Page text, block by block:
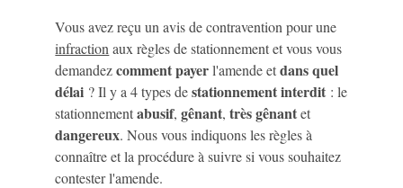
Vous avez reçu un avis de contravention pour une
infraction aux règles de stationnement et vous vous
demandezcomment payerl'amende etdans quel
délai ? Il y a 4 types destationnement interdit : le
stationnementabusif,gênant,très gênantet
dangereux. Nous vous indiquons les règles à
connaître et la procédure à suivre si vous souhaitez
contester l'amende.